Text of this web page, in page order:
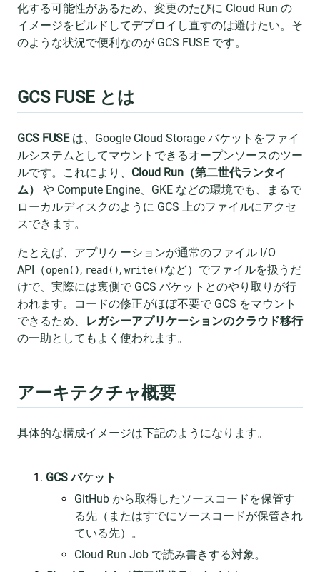
化する可能性があるため、変更のたびに Cloud Run の
イメージをビルドしてデプロイし直すのは避けたい。そ
のような状況で便利なのが GCS FUSE です。
GCS FUSE とは
GCS FUSEは、Google Cloud Storage バケットをファイ
ルシステムとしてマウントできるオープンソースのツー
ルです。これにより、 Cloud Run（第二世代ランタイ
ム）
や Compute Engine、GKE などの環境でも、まるで
ローカルディスクのように GCS 上のファイルにアクセ
スできます。
たとえば、アプリケーションが通常のファイル I/O
API（open(), read(), write()など）でファイルを扱うだ
けで、実際には裏側で GCS バケットとのやり取りが行
われます。コードの修正がほぼ不要で GCS をマウント
できるため、
レガシーアプリケーションのクラウド移行
の一助としてもよく使われます。
アーキテクチャ概要
具体的な構成イメージは下記のようになります。
GCS バケット
GitHub から取得したソースコードを保管す
る先（またはすでにソースコードが保管され
ている先）。
Cloud Run Job で読み書きする対象。